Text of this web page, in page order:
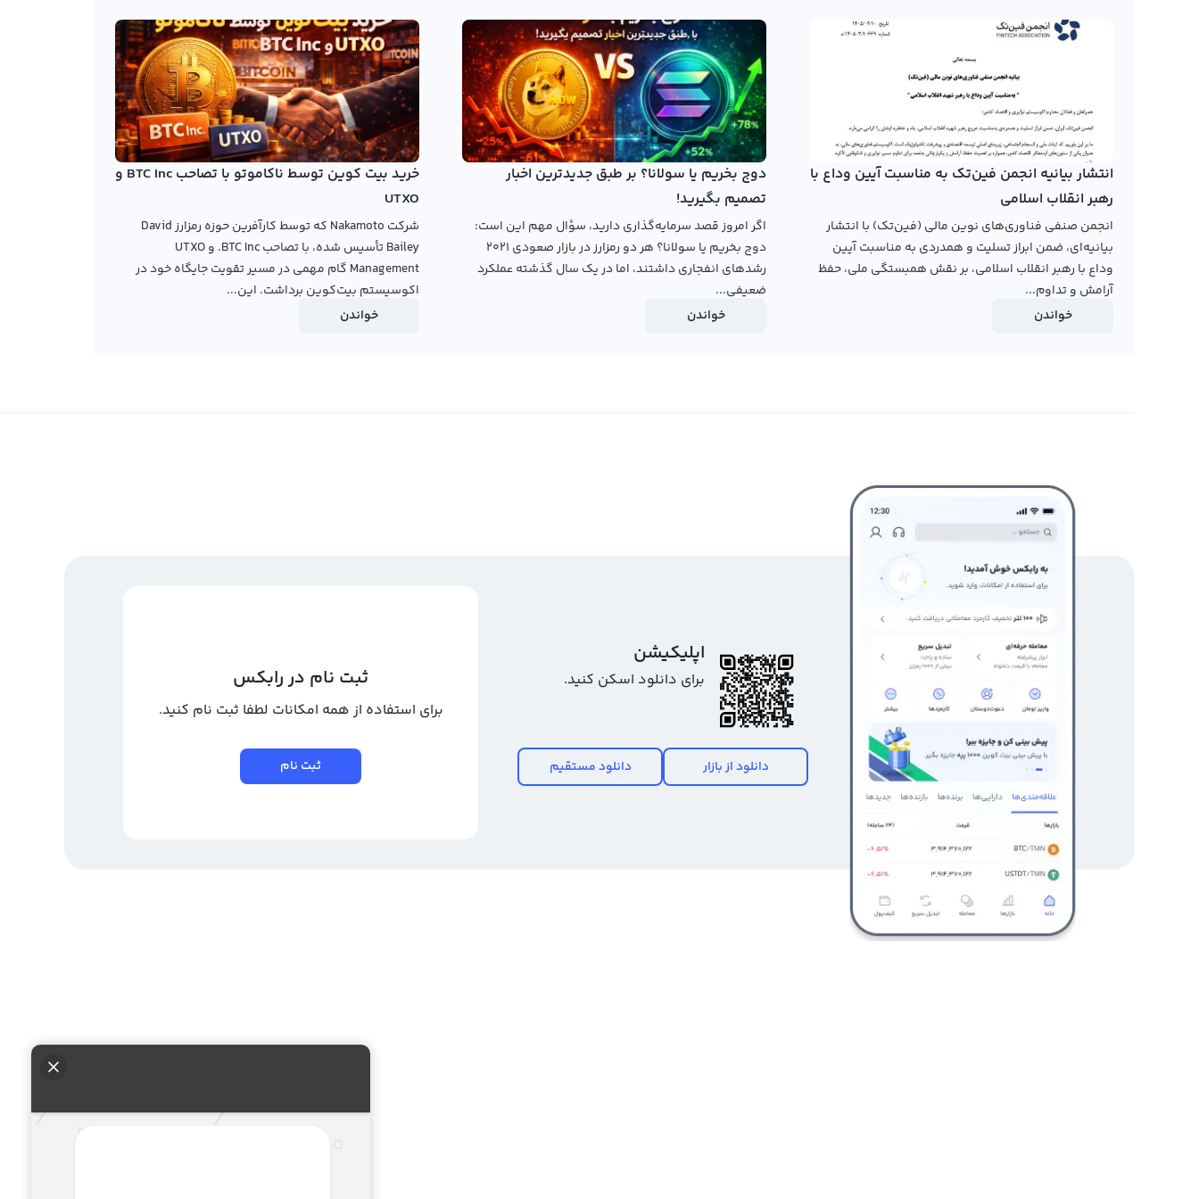
یک ارز استون برای سرمایه گذاری مناسب می‌باشد.
در صفحه قیمت لایم وایر رابکس، کاربران می‌توانند اطلاعات کاملی از نمودار لایم وایر در تایم فریم‌های مختلف دریافت کنند و با
استفاده از ابزارهای تحلیلی، به تحلیل دقیق این ارز دیجیتال بپردازند. رابکس، به عنوان یکی از بزرگترین صرافی‌های ارزهای
دیجیتال در ایران، نمودار لایم وایر را با دقت و کیفیت بالایی در اختیار مشتریان خود قرار داده است.
رابکس از خرید و فروش بیش از ۱۰۰۰ ارز دیجیتال پشتیبانی می‌کند. برای معامله رمز لایم وایر، به صفحه
خرید لایم وایربروید.
انتشار بیانیه انجمن فین‌تک به مناسبت آیین وداع با
رهبر انقلاب اسلامی
انجمن صنفی فناوری‌های نوین مالی (فین‌تک) با انتشار
بیانیه‌ای، ضمن ابراز تسلیت و همدردی به مناسبت آیین
وداع با رهبر انقلاب اسلامی، بر نقش همبستگی ملی، حفظ
آرامش و تداوم...
خواندن
دوج بخریم یا سولانا؟ بر طبق جدیدترین اخبار
تصمیم بگیرید!
اگر امروز قصد سرمایه‌گذاری دارید، سؤال مهم این است:
دوج بخریم یا سولانا؟ هر دو رمزارز در بازار صعودی ۲۰۲۱
رشدهای انفجاری داشتند، اما در یک سال گذشته عملکرد
ضعیفی...
خواندن
خرید بیت کوین توسط ناکاموتو با تصاحب BTC Inc و
UTXO
شرکت Nakamoto که توسط کارآفرین حوزه رمزارز David
Bailey تأسیس شده، با تصاحب BTC Inc. و UTXO
Management گام مهمی در مسیر تقویت جایگاه خود در
اکوسیستم بیت‌کوین برداشت. این...
خواندن
اپلیکیشن
برای دانلود اسکن کنید.
دانلود از بازار دانلود مستقیم
ثبت نام در رابکس
برای استفاده از همه امکانات لطفا ثبت نام کنید.
ثبت نام